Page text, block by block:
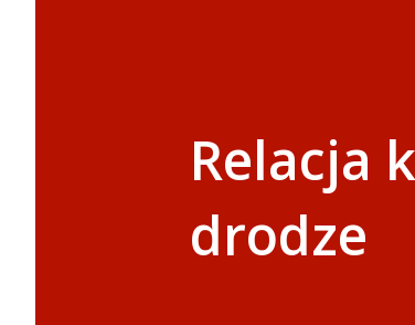
Relacja
drodze